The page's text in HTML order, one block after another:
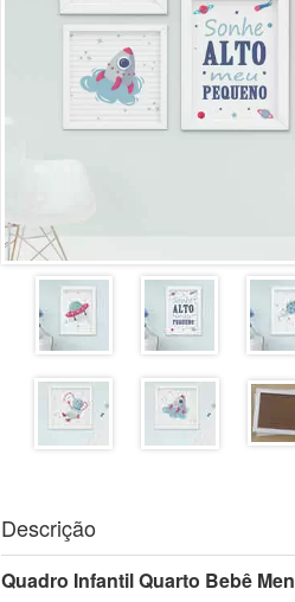
Descrição
Quadro Infantil Quarto Bebê